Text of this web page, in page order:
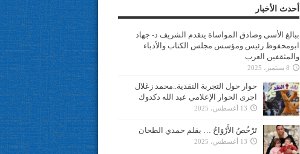
أحدث الأخبار
ببالغ الأسى وصادق المواساة يتقدم الشريف د- جهاد
ابومحفوظ رئيس ومؤسس مجلس الكتاب والأدباء
والمثقفين العرب
8 سبتمبر، 2025
حوار حول التجربة النقدية..محمد زغلال
اجرى الحوار الإعلامي عبد الله دكدوك
13 أغسطس، 2025
تَرْخُصُ الأَرْوَاحُ … بقلم حمدي الطحان
13 أغسطس، 2025